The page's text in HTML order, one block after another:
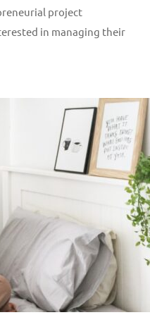
project
in managing their